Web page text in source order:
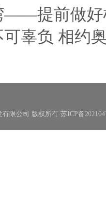
——提前做好
可辜负 相约
有限公司 版权所有 苏ICP备